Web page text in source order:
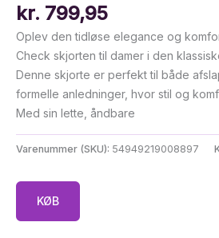
kr. 799,95
Oplev den tidløse elegance og
Check skjorten til damer i den
Denne skjorte er perfekt til både
formelle anledninger, hvor stil og
Med sin lette, åndbare
Varenummer (SKU): 54949219008897
KØB